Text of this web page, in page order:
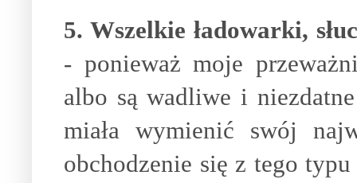
5. Wszelkie ładowarki,
- ponieważ moje
albo są wadliwe i
miała wymienić swój
obchodzenie się z tego